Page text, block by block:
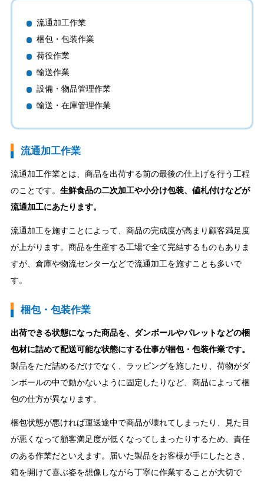
流通加工作業
梱包・包装作業
荷役作業
輸送作業
設備・物品管理作業
輸送・在庫管理作業
流通加工作業
流通加工作業とは、商品を出荷する前の最後の仕上げを行う工程
のことです。 生鮮食品の二次加工や小分け包装、値札付けなどが
流通加工にあたります。
流通加工を施すことによって、商品の完成度が高まり顧客満足度
が上がります。商品を生産する工場で全て完結するものもありま
すが、倉庫や物流センターなどで流通加工を施すことも多いで
す。
梱包・包装作業
出荷できる状態になった商品を、ダンボールやパレットなどの梱
包材に詰めて配送可能な状態にする仕事が梱包・包装作業です。
製品をただ詰めるだけでなく、ラッピングを施したり、荷物がダ
ンボールの中で動かないように固定したりなど、商品によって梱
包の仕方が異なります。
梱包状態が悪ければ運送途中で商品が壊れてしまったり、見た目
が悪くなって顧客満足度が低くなってしまったりするため、責任
のある作業だといえます。届いた製品をお客様が手にしたとき、
箱を開けて喜ぶ姿を想像しながら丁寧に作業することが大切で